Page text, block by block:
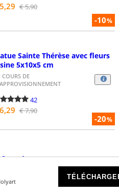
-10%
€ 5,90
-20%
Sainte Thérèse avec fleurs
5x10x5 cm
COURS DE
42
€ 7,90
Jésus avec pagne pour